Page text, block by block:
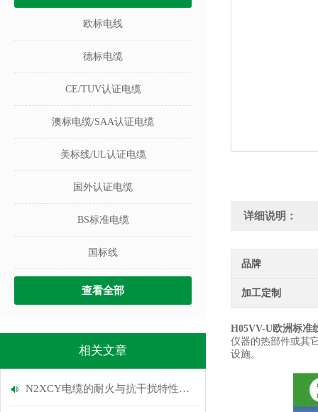
欧标电线
德标电缆
CE/TUV认证电缆
澳标电缆/SAA认证电缆
美标线/UL认证电缆
国外认证电缆
BS标准电缆
国标线
查看全部
相关文章
N2XCY电缆的耐火与抗干扰特性说明
详细说明：
品牌
加工定制
H05VV-U欧洲标准
仪器的热部件或其
设施。